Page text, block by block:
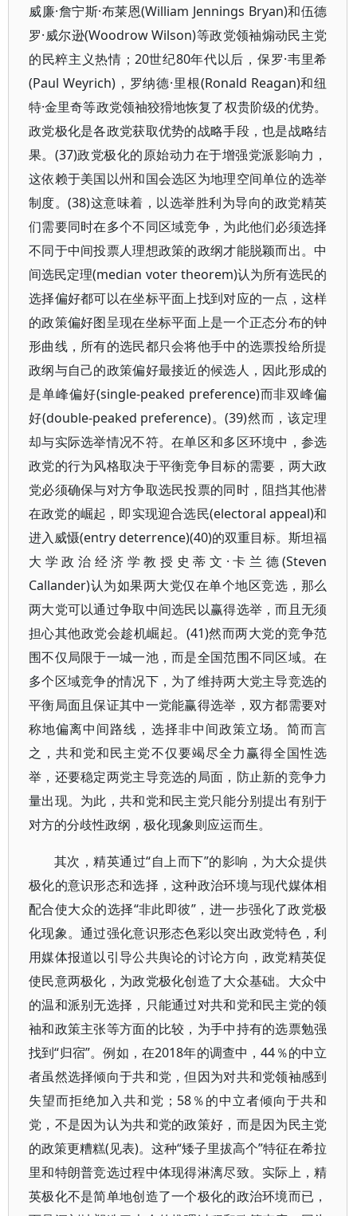
威廉·詹宁斯·布莱恩(William Jennings Bryan)和伍德
罗·威尔逊(Woodrow Wilson)等政党领袖煽动民主党
的民粹主义热情；20世纪80年代以后，保罗·韦里希
(Paul Weyrich)，罗纳德·里根(Ronald Reagan)和纽
特·金里奇等政党领袖狡猾地恢复了权贵阶级的优势。
政党极化是各政党获取优势的战略手段，也是战略结
果。(37)政党极化的原始动力在于增强党派影响力，
这依赖于美国以州和国会选区为地理空间单位的选举
制度。(38)这意味着，以选举胜利为导向的政党精英
们需要同时在多个不同区域竞争，为此他们必须选择
不同于中间投票人理想政策的政纲才能脱颖而出。中
间选民定理(median voter theorem)认为所有选民的
选择偏好都可以在坐标平面上找到对应的一点，这样
的政策偏好图呈现在坐标平面上是一个正态分布的钟
形曲线，所有的选民都只会将他手中的选票投给所提
政纲与自己的政策偏好最接近的候选人，因此形成的
是单峰偏好(single-peaked preference)而非双峰偏
好(double-peaked preference)。(39)然而，该定理
却与实际选举情况不符。在单区和多区环境中，参选
政党的行为风格取决于平衡竞争目标的需要，两大政
党必须确保与对方争取选民投票的同时，阻挡其他潜
在政党的崛起，即实现迎合选民(electoral appeal)和
进入威慑(entry deterrence)(40)的双重目标。斯坦福
大学政治经济学教授史蒂文·卡兰德(Steven
Callander)认为如果两大党仅在单个地区竞选，那么
两大党可以通过争取中间选民以赢得选举，而且无须
担心其他政党会趁机崛起。(41)然而两大党的竞争范
围不仅局限于一城一池，而是全国范围不同区域。在
多个区域竞争的情况下，为了维持两大党主导竞选的
平衡局面且保证其中一党能赢得选举，双方都需要对
称地偏离中间路线，选择非中间政策立场。简而言
之，共和党和民主党不仅要竭尽全力赢得全国性选
举，还要稳定两党主导竞选的局面，防止新的竞争力
量出现。为此，共和党和民主党只能分别提出有别于
对方的分歧性政纲，极化现象则应运而生。
其次，精英通过“自上而下”的影响，为大众提供
极化的意识形态和选择，这种政治环境与现代媒体相
配合使大众的选择“非此即彼”，进一步强化了政党极
化现象。通过强化意识形态色彩以突出政党特色，利
用媒体报道以引导公共舆论的讨论方向，政党精英促
使民意两极化，为政党极化创造了大众基础。大众中
的温和派别无选择，只能通过对共和党和民主党的领
袖和政策主张等方面的比较，为手中持有的选票勉强
找到“归宿”。例如，在2018年的调查中，44％的中立
者虽然选择倾向于共和党，但因为对共和党领袖感到
失望而拒绝加入共和党；58％的中立者倾向于共和
党，不是因为认为共和党的政策好，而是因为民主党
的政策更糟糕(见表)。这种“矮子里拔高个”特征在希拉
里和特朗普竞选过程中体现得淋漓尽致。实际上，精
英极化不是简单地创造了一个极化的政治环境而已，